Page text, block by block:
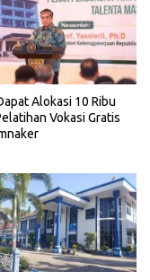
Alokasi 10 Ribu
Vokasi Gratis